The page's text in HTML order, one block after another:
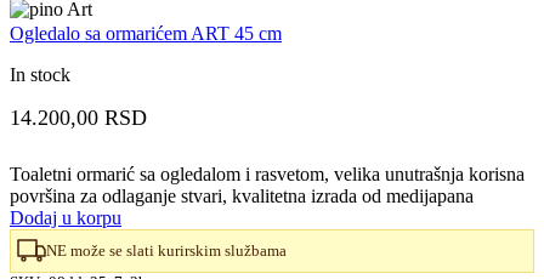
Ogledalo sa ormarićem ART 45 cm
In stock
14.200,00 RSD
Toaletni ormarić sa ogledalom i rasvetom, velika unutrašnja korisna
površina za odlaganje stvari, kvalitetna izrada od medijapana
Dodaj u korpu
NE može se slati kurirskim službama